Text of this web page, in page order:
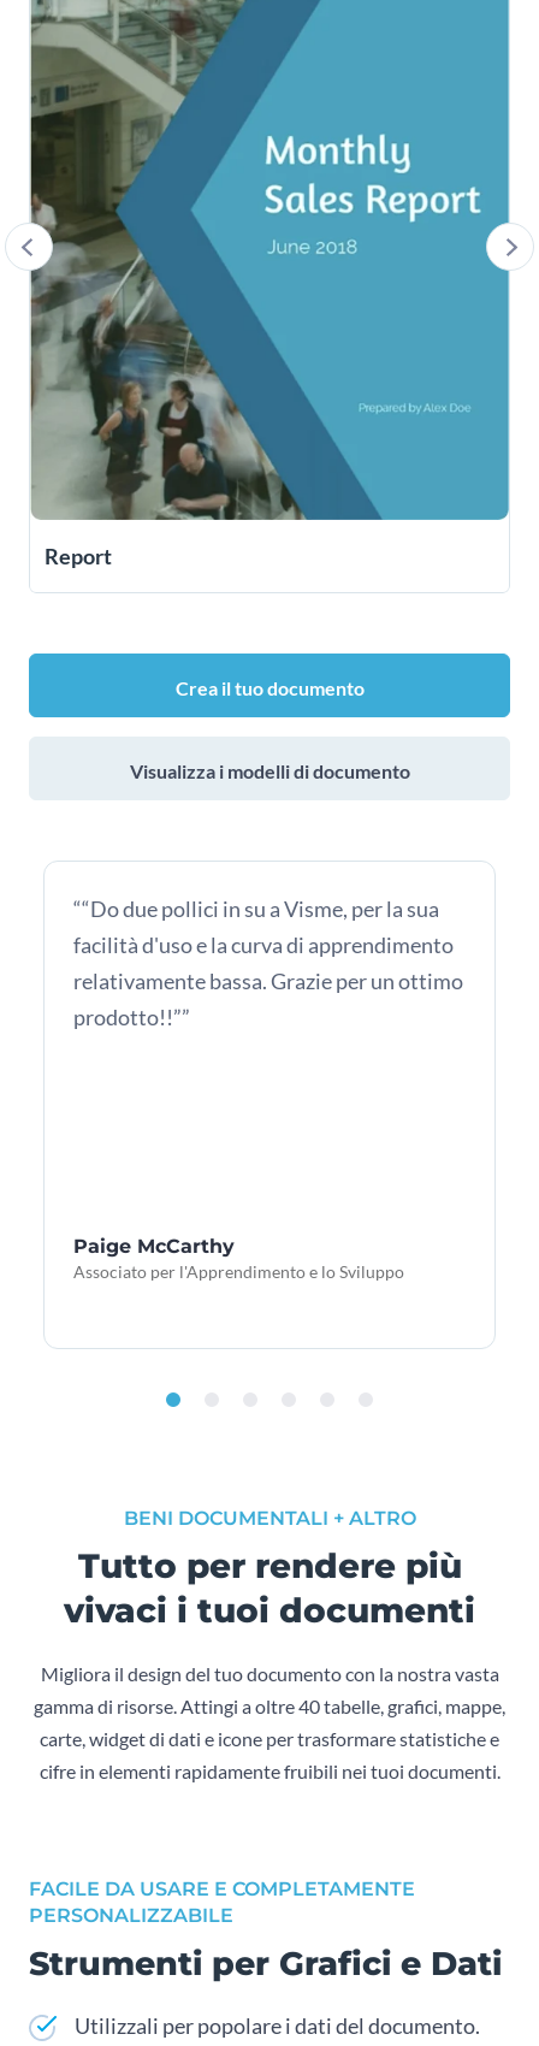
Report
Crea il tuo documento
Visualizza i modelli di documento
““Do due pollici in su a Visme, per la sua
facilità d'uso e la curva di apprendimento
relativamente bassa. Grazie per un ottimo
prodotto!!””
Paige McCarthy
Associato per l'Apprendimento e lo Sviluppo
BENI DOCUMENTALI + ALTRO
Tutto per rendere più
vivaci i tuoi documenti
Migliora il design del tuo documento con la nostra vasta
gamma di risorse. Attingi a oltre 40 tabelle, grafici, mappe,
carte, widget di dati e icone per trasformare statistiche e
cifre in elementi rapidamente fruibili nei tuoi documenti.
FACILE DA USARE E COMPLETAMENTE
PERSONALIZZABILE
Strumenti per Grafici e Dati
Utilizzali per popolare i dati del documento.